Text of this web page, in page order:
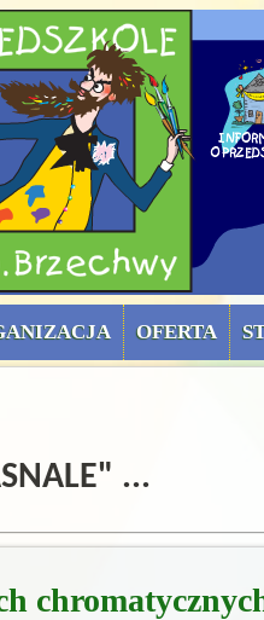
(uproszczone)
OFERTA
...